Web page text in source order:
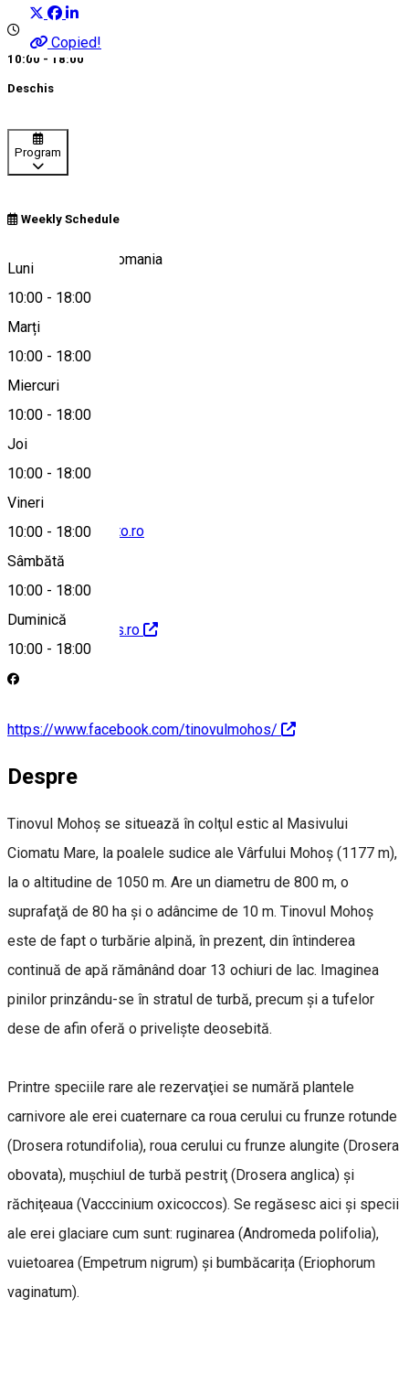
Copied!
10:00 - 18:00
Deschis
Program
Weekly Schedule
Luni
10:00 - 18:00
Marți
10:00 - 18:00
Miercuri
10:00 - 18:00
Joi
10:00 - 18:00
Vineri
10:00 - 18:00
Sâmbătă
10:00 - 18:00
Duminică
10:00 - 18:00
Tinovul Mohos, Romania
Hartă
info@szentanna-to.ro
http://www.mohos.ro
https://www.facebook.com/tinovulmohos/
Despre
Tinovul Mohoş se situează în colţul estic al Masivului
Ciomatu Mare, la poalele sudice ale Vârfului Mohoş (1177 m),
la o altitudine de 1050 m. Are un diametru de 800 m, o
suprafaţă de 80 ha şi o adâncime de 10 m. Tinovul Mohoş
este de fapt o turbărie alpină, în prezent, din întinderea
continuă de apă rămânând doar 13 ochiuri de lac. Imaginea
pinilor prinzându-se în stratul de turbă, precum şi a tufelor
dese de afin oferă o privelişte deosebită.
Printre speciile rare ale rezervaţiei se numără plantele
carnivore ale erei cuaternare ca roua cerului cu frunze rotunde
(Drosera rotundifolia), roua cerului cu frunze alungite (Drosera
obovata), muşchiul de turbă pestriţ (Drosera anglica) şi
răchiţeaua (Vacccinium oxicoccos). Se regăsesc aici şi specii
ale erei glaciare cum sunt: ruginarea (Andromeda polifolia),
vuietoarea (Empetrum nigrum) şi bumbăcarița (Eriophorum
vaginatum).